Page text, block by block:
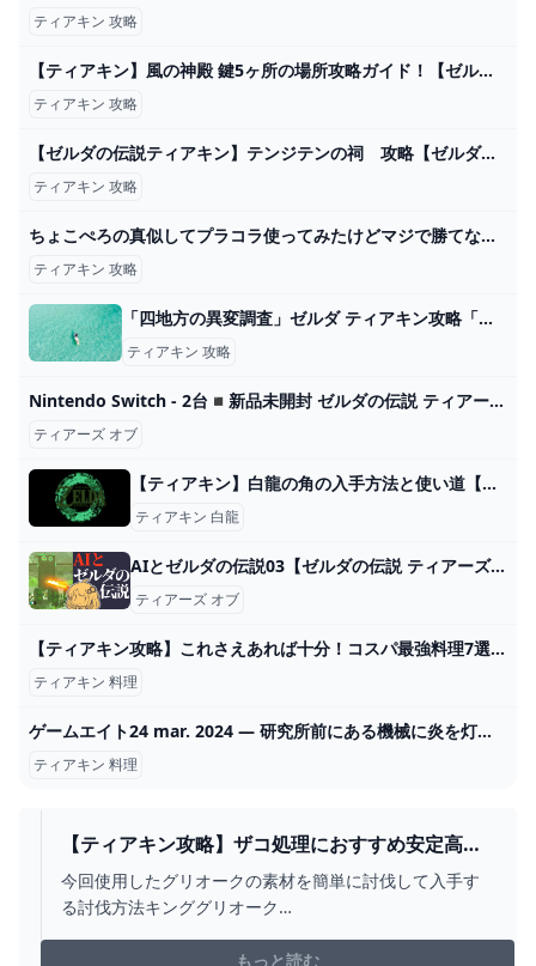
ティアキン 攻略
【ティアキン】風の神殿 鍵5ヶ所の場所攻略ガイド！【ゼルダの伝説 ティアーズ オブ ザ キングダム】 - YouTube
ティアキン 攻略
【ゼルダの伝説ティアキン】テンジテンの祠 攻略【ゼルダの伝説ティアーズオブザキングダム】 - YouTube
ティアキン 攻略
ちょこぺろの真似してプラコラ使ってみたけどマジで勝てない【スプラトゥーン3】
ティアキン 攻略
「四地方の異変調査」ゼルダ ティアキン攻略「メインチャレンジ編」【ゼルダの伝説ティアーズオブザキングダム攻略】 GameGamingGames
ティアキン 攻略
Nintendo Switch - 2台◾️新品未開封 ゼルダの伝説 ティアーズ オブ ザ キングダムの通販 by doaems shop｜ニンテンドースイッチならラクマ
ティアーズ オブ
【ティアキン】白龍の角の入手方法と使い道【ゼルダの伝説ティアーズオブザキングダム】 - SAMURAI GAMERS
ティアキン 白龍
AIとゼルダの伝説03【ゼルダの伝説 ティアーズ オブ ザ キングダム】 - ニコニコ動画
ティアーズ オブ
【ティアキン攻略】これさえあれば十分！コスパ最強料理7選【ゼルダの伝説 ティアーズ オブ ザ キングダム】 - YouTube
ティアキン 料理
ゲームエイト24 mar. 2024 — 研究所前にある機械に炎を灯し、中にいるロベリーに話しかけるとクリアとなります。チェリーちゃんが正常に稼働再開し、「古代兵装シリーズ」の武器・防具 2024
ティアキン 料理
【ティアキン攻略】ザコ処理におすすめ安定高火
力装備と孤島の闘技場のミドナの冠の入手方法と
行き方を紹介します【ティアーズオブザキングダ
今回使用したグリオークの素材を簡単に討伐して入手す
る討伐方法キンググリオーク
https://youtu.be/SQ_JpiVLAKc火炎グリオーク
もっと読む